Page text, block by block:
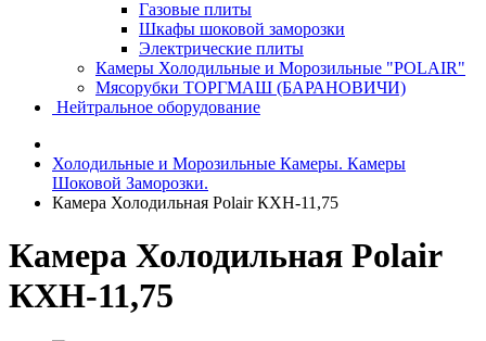
Газовые плиты
Шкафы шоковой заморозки
Электрические плиты
Камеры Холодильные и Морозильные "POLAIR"
Мясорубки ТОРГМАШ (БАРАНОВИЧИ)
Нейтральное оборудование
Холодильные и Морозильные Камеры. Камеры
Шоковой Заморозки.
Камера Холодильная Polair КХН-11,75
Камера Холодильная Polair
КХН-11,75